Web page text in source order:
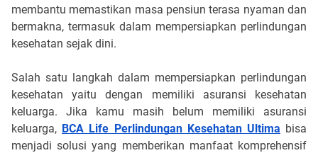
membantu memastikan masa pensiun terasa nyaman dan
bermakna, termasuk dalam mempersiapkan perlindungan
kesehatan sejak dini.
Salah satu langkah dalam mempersiapkan perlindungan
kesehatan yaitu dengan memiliki asuransi kesehatan
keluarga. Jika kamu masih belum memiliki asuransi
keluarga, BCA Life Perlindungan Kesehatan Ultima bisa
menjadi solusi yang memberikan manfaat komprehensif